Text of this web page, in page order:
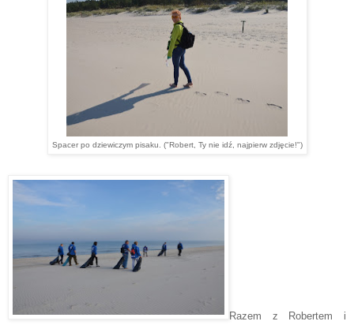
Spacer po dziewiczym pisaku. ("Robert, Ty nie idź, najpierw zdjęcie!")
Razem z Robertem i